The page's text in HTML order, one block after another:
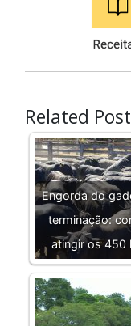
Related
Engorda do
terminação:
atingir os 450